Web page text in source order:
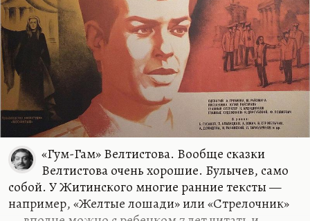
«Гум-Гам» Велтистова. Вообще сказки
Велтистова очень хорошие. Булычев, само
собой. У Житинского многие ранние тексты —
например, «Желтые лошади» или «Стрелочник»